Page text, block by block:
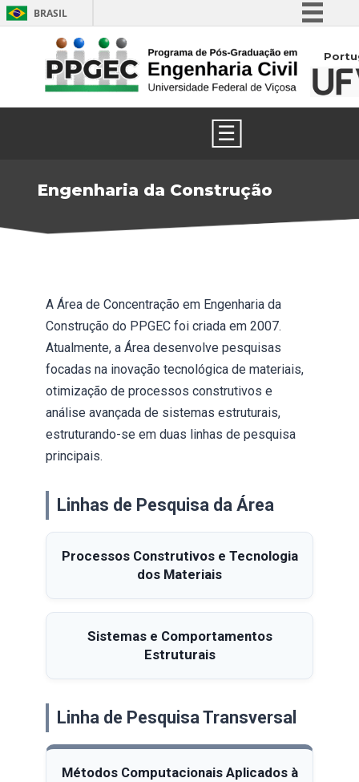
BRASIL
Comunica BR
Participe
Legislação
☰
Engenharia da Construção
A Área de Concentração em Engenharia da
Construção do PPGEC foi criada em 2007.
Atualmente, a Área desenvolve pesquisas
focadas na inovação tecnológica de materiais,
otimização de processos construtivos e
análise avançada de sistemas estruturais,
estruturando-se em duas linhas de pesquisa
principais.
Linhas de Pesquisa da Área
Processos Construtivos e Tecnologia
dos Materiais
Sistemas e Comportamentos
Estruturais
Linha de Pesquisa Transversal
Métodos Computacionais Aplicados à